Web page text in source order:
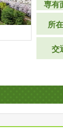
専有
所
交